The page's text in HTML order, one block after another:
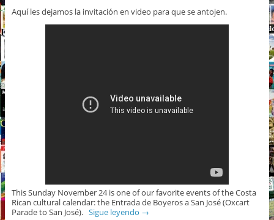
Aquí les dejamos la invitación en video para que se antojen.
This Sunday November 24 is one of our favorite events of the Costa
Rican cultural calendar: the Entrada de Boyeros a San José (Oxcart
Parade to San José). Sigue leyendo →